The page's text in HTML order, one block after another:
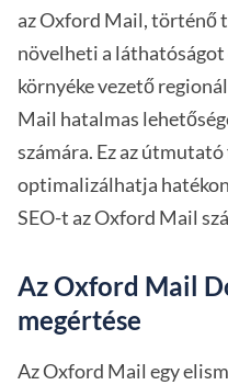
az Oxford Mail, történő
növelheti a láthatóságot
környéke vezető
Mail hatalmas
számára. Ez az
optimalizálhatja
SEO-t az Oxford Mail
Az Oxford Mail
megértése
Az Oxford Mail egy